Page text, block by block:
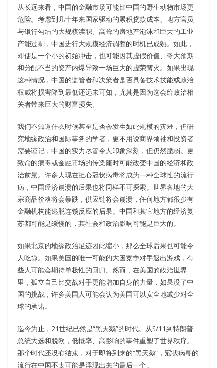
从长远来看，中国的金融市场可能比中国的野生动物市场更
危险。考虑到几十年来国家驱动的累积贷款成本、地方官员
与银行勾结的大规模渎职、高耸的房地产泡沫和巨大的工业
产能过剩，中国进行大规模经济调整的时机已成熟。如此，
即使是一个小的初始冲击，也可能因其虚假价值、夸大预期
和分配不当的资产内爆导致一场巨大的虚荣篝火。如果出现
这种情况，中国的监管者和决策者是否具备技术技能或政治
权威将损害降到最低还远未可知，尤其是因为这会给政治相
关者带来巨大的财富损失。
我们不知道什么时候甚至是否会发生如此规模的灾难，但研
究地缘政治和国际事务的学者，更不用说商界领袖和投资者
需要谨记，中国的实力尽管令人印象深刻，但仍然脆弱。更
致命的病毒或金融市场的传染随时可能改变中国的经济和政
治前景。许多人现在担心冠状病毒将成为一种全球性的流行
病，中国经济崩溃的后果也将同样不可探索。世界各地的大
宗商品价格将会暴跌，供应链将会崩溃，任何地方都很少有
金融机构能逃脱连锁反应的后果。中国和其它地方的经济复
苏都可能是缓慢的，其社会和政治影响可能是巨大的。
如果北京的地缘政治足迹因此缩小，那么全球后果也可能令
人吃惊。如果美国的唯一可能的大国竞争对手退出游戏，有
些人可能会期待单极性的回归。然而，在美国的政治世界
里，孤立自己比交战对手更能增加自身的力量，如果没了中
国的挑战，许多美国人可能会认为美国可以安全地减少对全
球的承诺。
迄今为止，21世纪已然是“黑天鹅”的时代。从9/11到特朗普
总统大选和脱欧，低概率、高影响的事件重塑了世界秩序。
那个时代还没有结束，对于即将到来的“黑天鹅”，冠状病毒的
流行在中国不太可能是浮现出来的最后一个。